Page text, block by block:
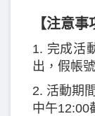
【注意事
1. 完成活
出，假帳
2. 活動期
中午12:00